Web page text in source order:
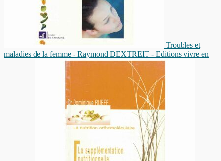
Troubles et
maladies de la femme - Raymond DEXTREIT - Editions vivre en